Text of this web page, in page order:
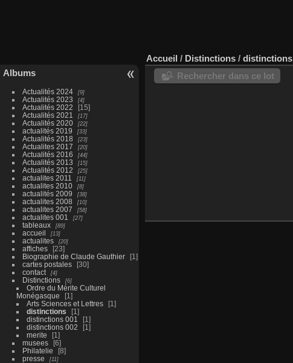
Albums
Actualités 2024 9
Actualités 2023 4
Actualités 2022
15
Actualités 2021
17
Actualités 2020 22
actualités 2019 33
Actualités 2018 23
Actualites 2017 20
Actualités 2016 44
Actualités 2013 15
Actualités 2012 25
actualites 2011 11
actualites 2010 8
actualités 2009 38
actualites 2008 10
actualites 2007 58
actualites 001 27
tableaux 89
accueil 13
actualites 20
affiches
23
Biographie de Claude Gauthier
1
cartes postales
30
contact
4
Distinctions 6
Ordre du Mérite Culturel
Monégasque
1
Arts Sciences et Lettres
1
distinctions
1
distinctions 001
1
distinctions 002
1
merite
1
musees
6
Philatelie
8
presse
11
Accueil / Distinctions / distinctions
Rechercher dans ce lot